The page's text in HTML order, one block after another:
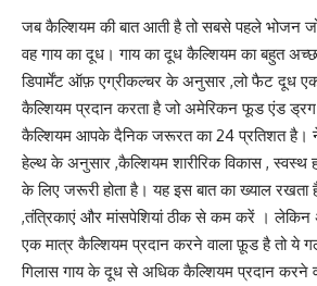
जब कैल्शियम की बात आती है तो सबसे पहले भोजन
वह गाय का दूध। गाय का दूध कैल्शियम का बहुत
डिपार्मेंट ऑफ़ एग्रीकल्चर के अनुसार ,लो फैट दूध
कैल्शियम प्रदान करता है जो अमेरिकन फूड एंड
कैल्शियम आपके दैनिक जरूरत का 24 प्रतिशत
हेल्थ के अनुसार ,कैल्शियम शारीरिक विकास , स्वस्थ
के लिए जरूरी होता है। यह इस बात का ख्याल
,तंत्रिकाएं और मांसपेशियां ठीक से कम करें ।
एक मात्र कैल्शियम प्रदान करने वाला फ़ूड है तो
गिलास गाय के दूध से अधिक कैल्शियम प्रदान करने